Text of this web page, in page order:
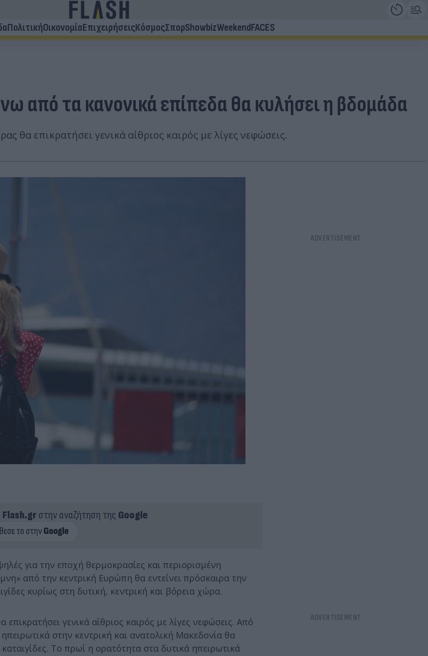
ΠολιτικήΟικονομίαΕπιχειρήσειςΚόσμοςΣπορShowbizWeekendFACES
από τα κανονικά επίπεδα θα κυλήσει η βδομάδα
θα επικρατήσει γενικά αίθριος καιρός με λίγες νεφώσεις.
Flash.grστην αναζήτηση της Google
για την εποχή θερμοκρασίες και περιορισμένη
από την κεντρική Ευρώπη θα εντείνει πρόσκαιρα την
κυρίως στη δυτική, κεντρική και βόρεια χώρα.
γενικά αίθριος καιρός με λίγες νεφώσεις. Από
στην κεντρική και ανατολική Μακεδονία θα
Το πρωί η ορατότητα στα δυτικά ηπειρωτικά